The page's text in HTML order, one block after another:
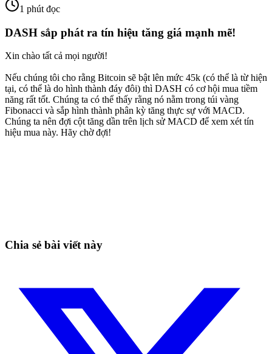
1 phút đọc
DASH sắp phát ra tín hiệu tăng giá mạnh mẽ!
Xin chào tất cả mọi người!
Nếu chúng tôi cho rằng Bitcoin sẽ bật lên mức 45k (có thể là từ hiện
tại, có thể là do hình thành đáy đôi) thì DASH có cơ hội mua tiềm
năng rất tốt. Chúng ta có thể thấy rằng nó nằm trong túi vàng
Fibonacci và sắp hình thành phân kỳ tăng thực sự với MACD.
Chúng ta nên đợi cột tăng dần trên lịch sử MACD để xem xét tín
hiệu mua này. Hãy chờ đợi!
Chia sẻ bài viết này